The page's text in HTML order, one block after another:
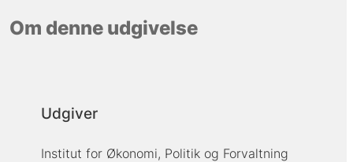
Om denne udgivelse
Udgiver
Institut for Økonomi, Politik og Forvaltning